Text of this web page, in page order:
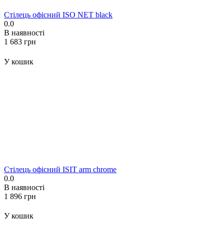
Стілець офісний ISO NET black
0.0
В наявності
‍1 683‍ грн
У кошик
Стілець офісний ISIT arm chrome
0.0
В наявності
‍1 896‍ грн
У кошик